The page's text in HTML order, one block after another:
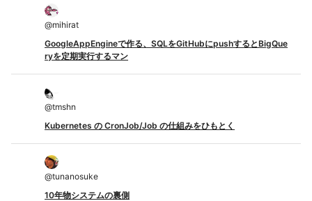
@mihirat
GoogleAppEngineで作る、SQLをGitHubにpushするとBigQue
ryを定期実行するマン
@tmshn
Kubernetes の CronJob/Job の仕組みをひもとく
@tunanosuke
10年物システムの裏側